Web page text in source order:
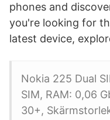
phones and
you're looking for
latest device,
Nokia 225 Dual
SIM, RAM: 0,06
30+,